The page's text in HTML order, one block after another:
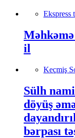
Ekspress
Məhkəmə
il
Keçmiş
Sülh
döyüş
bərpası